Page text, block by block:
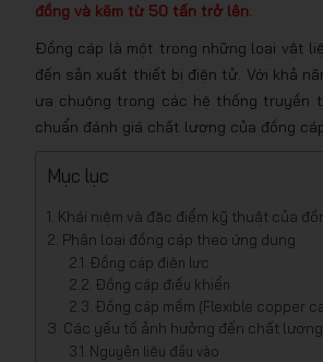
đồng và kẽm từ 50 tấn trở lên.
Đồng cáp là một trong những loại vật
đến sản xuất thiết bị điện tử. Với khả
ưa chuộng trong các hệ thống truyền
chuẩn đánh giá chất lượng của đồng
Mục lục
Khái niệm và đặc điểm kỹ thuật của
Phân loại đồng cáp theo ứng dụng
Đồng cáp điện lực
Đồng cáp điều khiển
Đồng cáp mềm (Flexible copper
Các yếu tố ảnh hưởng đến chất
Nguyên liệu đầu vào